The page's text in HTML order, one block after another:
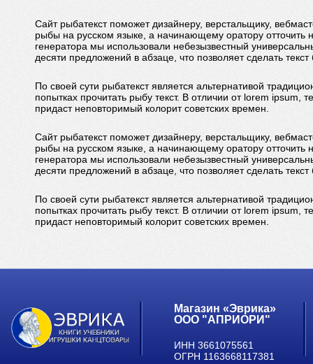
Сайт рыбатекст поможет дизайнеру, верстальщику,
рыбы на русском языке, а начинающему оратору
генератора мы использовали небезызвестный
десяти предложений в абзаце, что позволяет сделать
По своей сути рыбатекст является альтернативой
попытках прочитать рыбу текст. В отличии от lorem
придаст неповторимый колорит советских времен.
Сайт рыбатекст поможет дизайнеру, верстальщику,
рыбы на русском языке, а начинающему оратору отточить
генератора мы использовали небезызвестный
десяти предложений в абзаце, что позволяет сделать
По своей сути рыбатекст является альтернативой
попытках прочитать рыбу текст. В отличии от lorem
придаст неповторимый колорит советских времен.
Магазин «Эврика»
ООО "АПРИОРИ"
ИНН 3661075561
ОГРН 1163668117381